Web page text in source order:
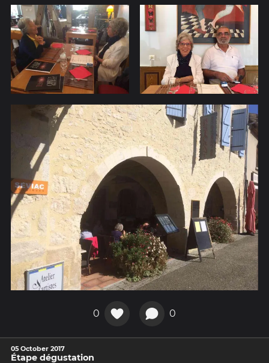
0 0
05 October 2017
Étape dégustation